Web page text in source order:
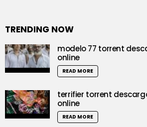
TRENDING NOW
modelo 77 torrent
online
READ MORE
terrifier torrent
online
READ MORE